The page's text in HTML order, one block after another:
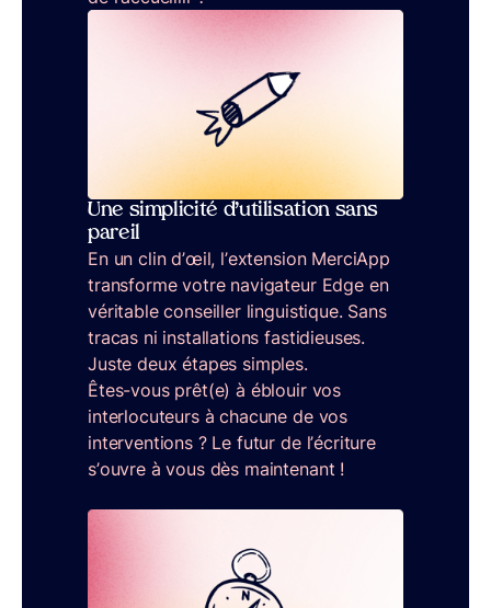
Une simplicité d’utilisation sans
pareil
En un clin d’œil, l’extension MerciApp
transforme votre navigateur Edge en
véritable conseiller linguistique. Sans
tracas ni installations fastidieuses.
Juste deux étapes simples.
Êtes-vous prêt(e) à éblouir vos
interlocuteurs à chacune de vos
interventions ? Le futur de l’écriture
s’ouvre à vous dès maintenant !